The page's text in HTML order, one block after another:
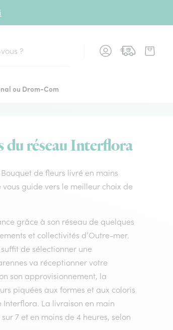
ou Drom-Com
du réseau Interflora
de fleurs livré en mains
guide vers le meilleur choix de
grâce à son réseau de quelques
et collectivités d’Outre-mer.
de sélectionner une
va réceptionner votre
son approvisionnement, la
piquées aux formes et aux coloris
La livraison en main
7 et en moins de 4 heures, selon